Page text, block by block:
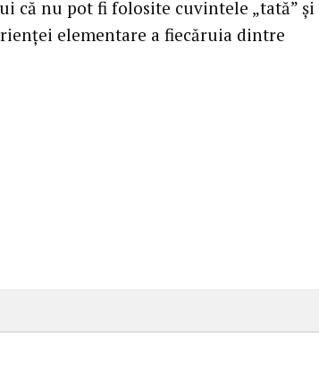
că nu pot fi folosite cuvintele „tată” şi
elementare a fiecăruia dintre